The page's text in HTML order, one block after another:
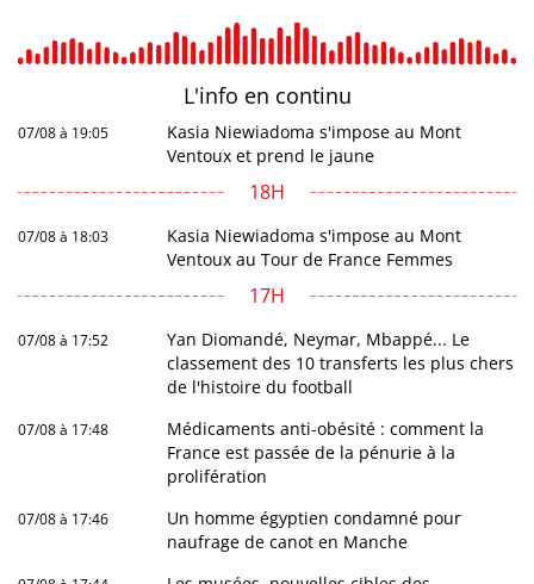
L'info en continu
07/08 à 19:05
Kasia Niewiadoma s'impose au Mont
Ventoux et prend le jaune
18H
07/08 à 18:03
Kasia Niewiadoma s'impose au Mont
Ventoux au Tour de France Femmes
17H
07/08 à 17:52
Yan Diomandé, Neymar, Mbappé... Le
classement des 10 transferts les plus chers
de l'histoire du football
07/08 à 17:48
Médicaments anti-obésité : comment la
France est passée de la pénurie à la
prolifération
07/08 à 17:46
Un homme égyptien condamné pour
naufrage de canot en Manche